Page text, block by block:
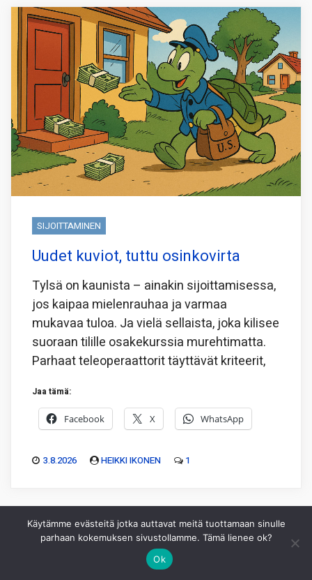
SIJOITTAMINEN
Uudet kuviot, tuttu osinkovirta
Tylsä on kaunista – ainakin sijoittamisessa,
jos kaipaa mielenrauhaa ja varmaa
mukavaa tuloa. Ja vielä sellaista, joka kilisee
suoraan tilille osakekurssia murehtimatta.
Parhaat teleoperaattorit täyttävät kriteerit,
Jaa tämä:
Facebook X WhatsApp
3.8.2026 HEIKKI IKONEN 1
Käyttöehdot
Käytämme evästeitä jotka auttavat meitä tuottamaan sinulle
parhaan kokemuksen sivustollamme. Tämä lienee ok?
Ok